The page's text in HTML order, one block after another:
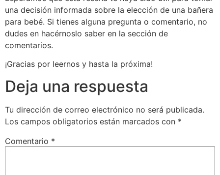
una decisión informada sobre la elección de una bañera
para bebé. Si tienes alguna pregunta o comentario, no
dudes en hacérnoslo saber en la sección de
comentarios.
¡Gracias por leernos y hasta la próxima!
Deja una respuesta
Tu dirección de correo electrónico no será publicada.
Los campos obligatorios están marcados con *
Comentario *